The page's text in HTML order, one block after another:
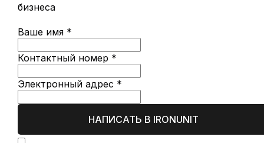
бизнеса
Ваше имя *
Контактный номер *
Электронный адрес *
НАПИСАТЬ В IRONUNIT